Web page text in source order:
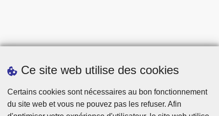
Ce site web utilise des cookies
Certains cookies sont nécessaires au bon fonctionnement
du site web et vous ne pouvez pas les refuser. Afin
Statistiques